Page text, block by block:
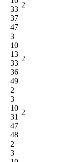
33
37
47
2
3
10
13
33
36
49
2
2
3
10
31
47
48
2
2
3